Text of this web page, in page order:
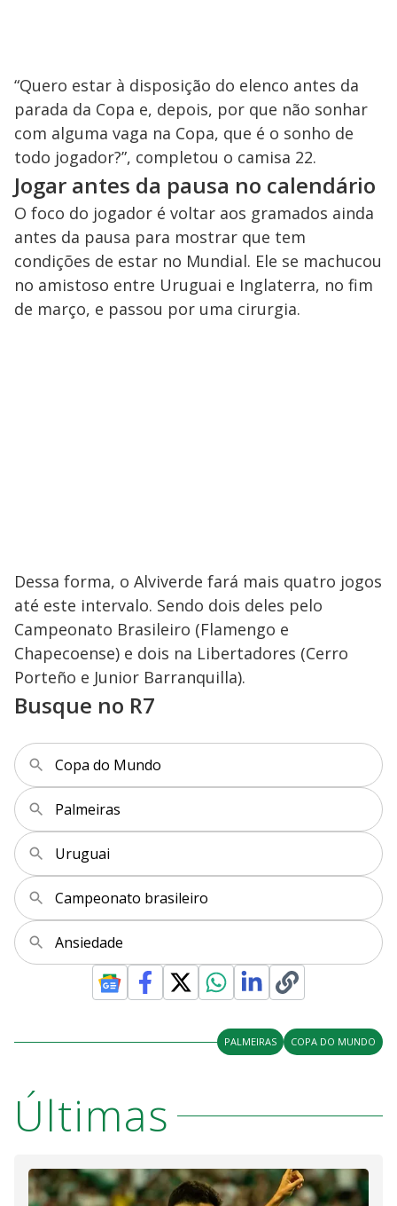
“Quero estar à disposição do elenco antes da
parada da Copa e, depois, por que não sonhar
com alguma vaga na Copa, que é o sonho de
todo jogador?”, completou o camisa 22.
Jogar antes da pausa no calendário
O foco do jogador é voltar aos gramados ainda
antes da pausa para mostrar que tem
condições de estar no Mundial. Ele se machucou
no amistoso entre Uruguai e Inglaterra, no fim
de março, e passou por uma cirurgia.
Dessa forma, o Alviverde fará mais quatro jogos
até este intervalo. Sendo dois deles pelo
Campeonato Brasileiro (Flamengo e
Chapecoense) e dois na Libertadores (Cerro
Porteño e Junior Barranquilla).
Busque no R7
Copa do Mundo
Palmeiras
Uruguai
Campeonato brasileiro
Ansiedade
PALMEIRAS COPA DO MUNDO
Últimas